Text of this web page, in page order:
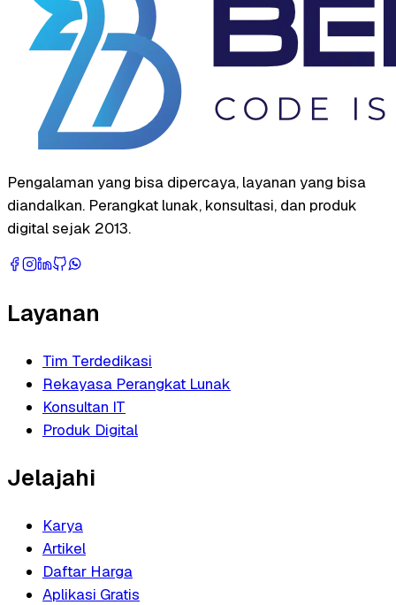
Pengalaman yang bisa dipercaya, layanan yang bisa
diandalkan. Perangkat lunak, konsultasi, dan produk
digital sejak 2013.
Layanan
Tim Terdedikasi
Rekayasa Perangkat Lunak
Konsultan IT
Produk Digital
Jelajahi
Karya
Artikel
Daftar Harga
Aplikasi Gratis